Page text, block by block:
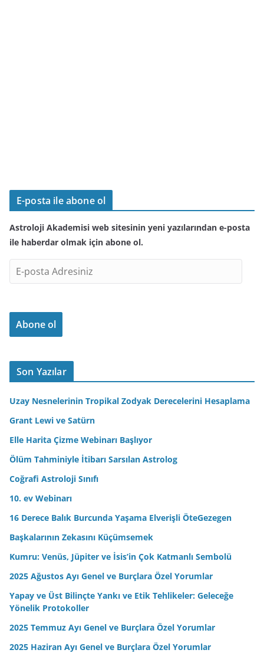
E-posta ile abone ol
Astroloji Akademisi web sitesinin yeni yazılarından e-posta
ile haberdar olmak için abone ol.
-
o
t
d
r
i
n
Abone ol
Son Yazılar
Uzay Nesnelerinin Tropikal Zodyak Derecelerini Hesaplama
Grant Lewi ve Satürn
Elle Harita Çizme Webinarı Başlıyor
Ölüm Tahminiyle İtibarı Sarsılan Astrolog
Coğrafi Astroloji Sınıfı
10. ev Webinarı
16 Derece Balık Burcunda Yaşama Elverişli ÖteGezegen
Başkalarının Zekasını Küçümsemek
Kumru: Venüs, Jüpiter ve İsis’in Çok Katmanlı Sembolü
2025 Ağustos Ayı Genel ve Burçlara Özel Yorumlar
Yapay ve Üst Bilinçte Yankı ve Etik Tehlikeler: Geleceğe
Yönelik Protokoller
2025 Temmuz Ayı Genel ve Burçlara Özel Yorumlar
2025 Haziran Ayı Genel ve Burçlara Özel Yorumlar